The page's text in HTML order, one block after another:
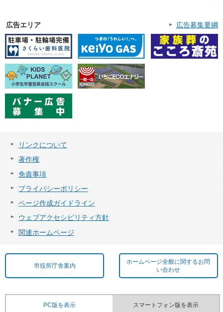
広告エリア 広告募集要綱
リンクについて
著作権
免責事項
プライバシーポリシー
ページ作成ガイドライン
ウェブアクセシビリティ方針
関連ホームページ
市役所庁舎案内
ホームページ全般に関するお問
い合わせ
PC版を表示 スマートフォン版を表示